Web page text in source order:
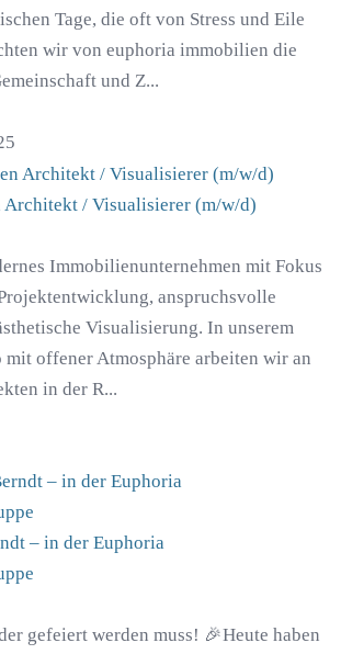
Tage, die oft von Stress und Eile
wir von euphoria immobilien die
und Z...
Architekt / Visualisierer (m/w/d)
Immobilienunternehmen mit Fokus
anspruchsvolle
Visualisierung. In unserem
mit offener Atmosphäre arbeiten wir an
in der R...
– in der Euphoria
gefeiert werden muss! 🎉Heute haben